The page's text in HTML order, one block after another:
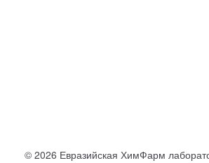
© 2026 Евразийская ХимФарм